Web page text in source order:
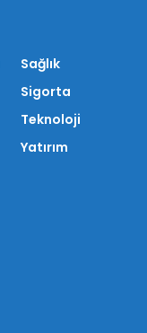
Sağlık
Sigorta
Teknoloji
Yatırım